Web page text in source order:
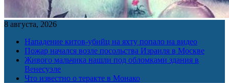
8 августа, 2026
Нападение китов-убийц на яхту попало на видео
Пожар начался возле посольства Израиля в Москве
Живого мальчика нашли под обломками здания в
Венесуэле
Что известно о теракте в Монако